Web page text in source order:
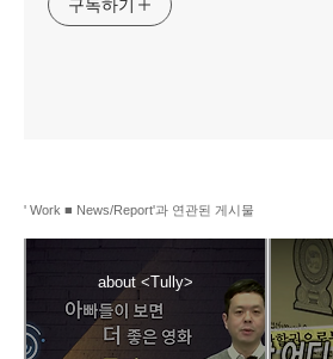
구독하기
' Work ■ News/Report'과 연관된 게시물
about <Tully>